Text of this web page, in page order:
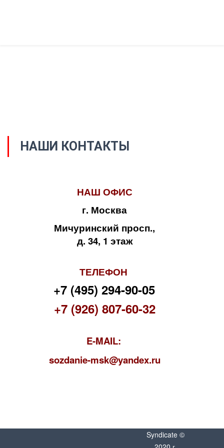
НАШИ КОНТАКТЫ
НАШ ОФИС
г. Москва
Мичуринский просп.,
д. 34, 1 этаж
ТЕЛЕФОН
+7 (495) 294-90-05
+7 (926) 807-60-32
E-MAIL:
sozdanie-msk@yandex.ru
Syndicate ©